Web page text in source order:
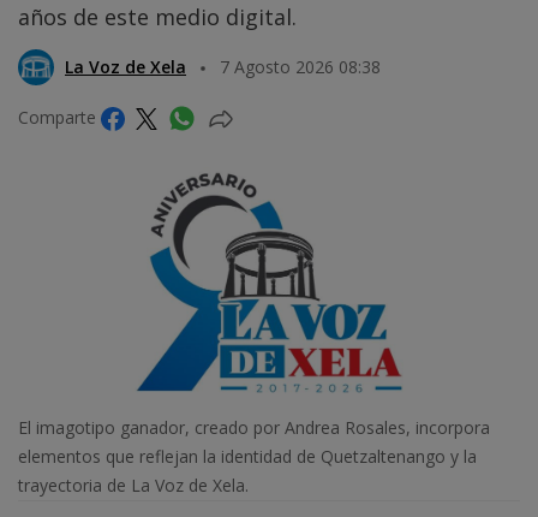
años de este medio digital.
La Voz de Xela 7 Agosto 2026 08:38
Comparte
El imagotipo ganador, creado por Andrea Rosales, incorpora
elementos que reflejan la identidad de Quetzaltenango y la
trayectoria de La Voz de Xela.